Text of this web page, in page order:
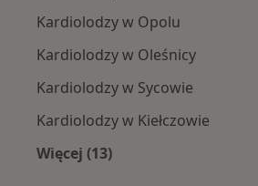
Kardiolodzy w Opolu
Kardiolodzy w Oleśnicy
Kardiolodzy w Sycowie
Kardiolodzy w Kiełczowie
Więcej (13)